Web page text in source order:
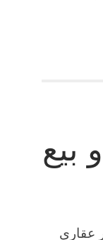
بيع
عقارى